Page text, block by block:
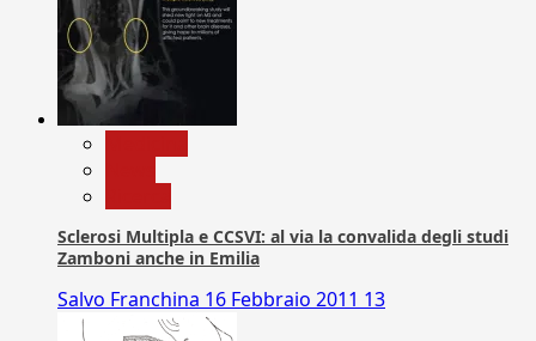
Sclerosi Multipla e CCSVI: al via la convalida degli studi
Zamboni anche in Emilia
Salvo Franchina 16 Febbraio 2011 13